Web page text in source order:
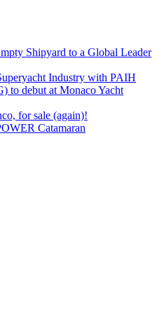
Shipyard to a Global Leader
Industry with PAIH
to debut at Monaco Yacht
for sale (again)!
Catamaran